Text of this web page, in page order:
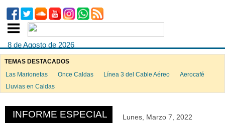
8 de Agosto de 2026
TEMAS DESTACADOS
Las Marionetas
Once Caldas Línea 3 del Cable Aéreo
Aerocafé
Lluvias en Caldas
INFORME ESPECIAL Lunes, Marzo 7, 2022